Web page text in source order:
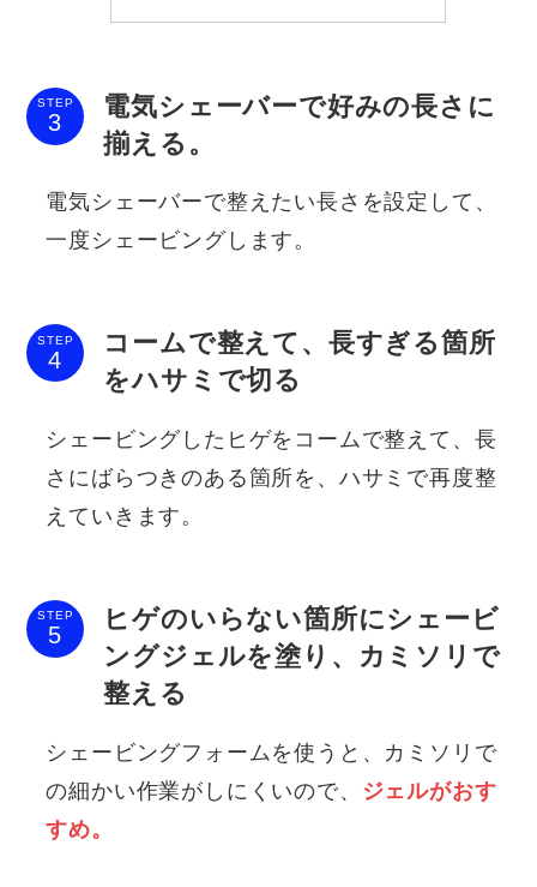
STEP
電気シェーバーで好みの長さに
揃える。
電気シェーバーで整えたい長さを設定して、
一度シェービングします。
STEP
コームで整えて、長すぎる箇所
をハサミで切る
シェービングしたヒゲをコームで整えて、長
さにばらつきのある箇所を、ハサミで再度整
えていきます。
STEP
ヒゲのいらない箇所にシェービ
ングジェルを塗り、カミソリで
整える
シェービングフォームを使うと、カミソリで
の細かい作業がしにくいので、
ジェルがおす
すめ。